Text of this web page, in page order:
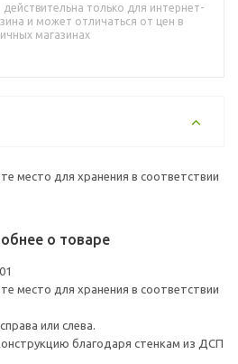
действительна только для интернет-
и может отличаться от цен в
магазинах
место для хранения в соответствии
о товаре
место для хранения в соответствии
или слева.
благодаря стенкам из ДСП